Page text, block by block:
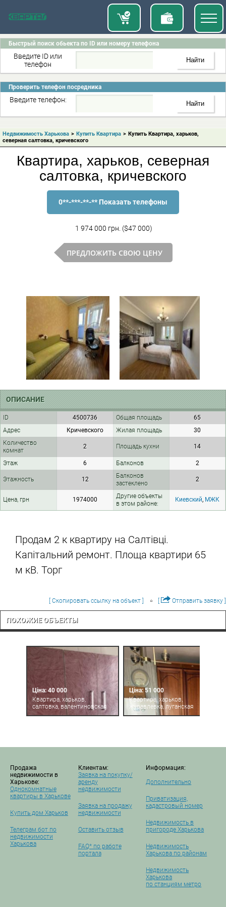
Быстрый поиск обьекта по ID или номеру телефона
Введите ID или
телефон
Проверить телефон посредника
Введите телефон:
Недвижимость Харькова > Купить Квартира > Купить Квартира, харьков,
северная салтовка, кричевского
Квартира, харьков, северная
салтовка, кричевского
0**-***-**-** Показать телефоны
1 974 000 грн. ($47 000)
ПРЕДЛОЖИТЬ СВОЮ ЦЕНУ
ОПИСАНИЕ
ID 4500736 Общая площадь
65
Адрес
Кричевского Жилая площадь
30
Количество
комнат
2 Площадь кухни 14
Этаж 6 Балконов 2
Этажность 12
Балконов
застеклено
2
Цена, грн 1974000
Другие объекты
в этом районе:
Киевский, МЖК
Продам 2 к квартиру на Салтівці.
Капітальний ремонт. Площа квартири 65
м кВ. Торг
[ Скопировать ссылку на объект ] Отправить заявку ]
ПОХОЖИЕ ОБЪЕКТЫ
Ціна: 40 000
Квартира, харьков,
салтовка, валентиновская
Ціна: 51 000
Квартира, харьков,
журавлевка, луганская
Продажа
недвижимости в
Харькове:
Однокомнатные
квартиры в Харькове
Купить дом Харьков
Телеграм бот по
недвижимости
Харькова
Клиентам:
Заявка на покупку/
аренду
недвижимости
Заявка на продажу
недвижимости
Оставить отзыв
FAQ* по работе
портала
Информация:
Дополнительно
Приватизация,
кадастровый номер
Недвижимость в
пригороде Харькова
Недвижимость
Харькова по районам
Недвижимость
Харькова
по станциям метро